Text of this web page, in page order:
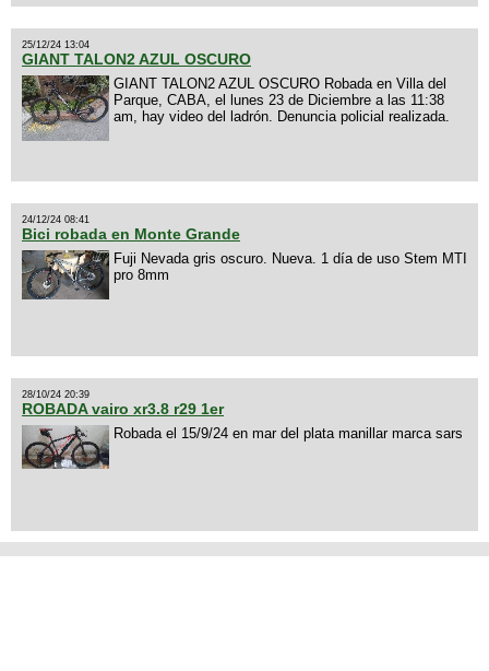
25/12/24 13:04
GIANT TALON2 AZUL OSCURO
GIANT TALON2 AZUL OSCURO Robada en Villa del
Parque, CABA, el lunes 23 de Diciembre a las 11:38
am, hay video del ladrón. Denuncia policial realizada.
24/12/24 08:41
Bici robada en Monte Grande
Fuji Nevada gris oscuro. Nueva. 1 día de uso Stem MTI
pro 8mm
28/10/24 20:39
ROBADA vairo xr3.8 r29 1er
Robada el 15/9/24 en mar del plata manillar marca sars